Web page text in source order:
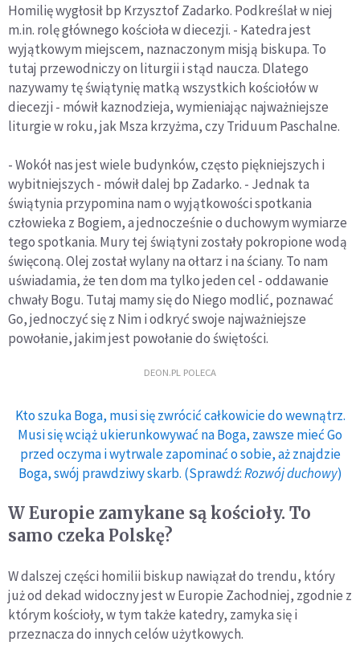
Homilię wygłosił bp Krzysztof Zadarko. Podkreślał w niej
m.in. rolę głównego kościoła w diecezji. - Katedra jest
wyjątkowym miejscem, naznaczonym misją biskupa. To
tutaj przewodniczy on liturgii i stąd naucza. Dlatego
nazywamy tę świątynię matką wszystkich kościołów w
diecezji - mówił kaznodzieja, wymieniając najważniejsze
liturgie w roku, jak Msza krzyżma, czy Triduum Paschalne.
- Wokół nas jest wiele budynków, często piękniejszych i
wybitniejszych - mówił dalej bp Zadarko. - Jednak ta
świątynia przypomina nam o wyjątkowości spotkania
człowieka z Bogiem, a jednocześnie o duchowym wymiarze
tego spotkania. Mury tej świątyni zostały pokropione wodą
święconą. Olej został wylany na ołtarz i na ściany. To nam
uświadamia, że ten dom ma tylko jeden cel - oddawanie
chwały Bogu. Tutaj mamy się do Niego modlić, poznawać
Go, jednoczyć się z Nim i odkryć swoje najważniejsze
powołanie, jakim jest powołanie do świętości.
DEON.PL POLECA
Kto szuka Boga, musi się zwrócić całkowicie do wewnątrz.
Musi się wciąż ukierunkowywać na Boga, zawsze mieć Go
przed oczyma i wytrwale zapominać o sobie, aż znajdzie
Boga, swój prawdziwy skarb. (Sprawdź:Rozwój duchowy)
W Europie zamykane są kościoły. To
samo czeka Polskę?
W dalszej części homilii biskup nawiązał do trendu, który
już od dekad widoczny jest w Europie Zachodniej, zgodnie z
którym kościoły, w tym także katedry, zamyka się i
przeznacza do innych celów użytkowych.